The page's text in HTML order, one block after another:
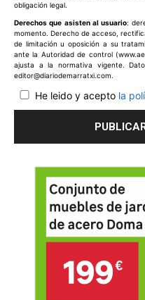
obligación legal.
Derechos que asisten al usuario:
momento. Derecho de acceso,
de limitación u oposición a su
ante la Autoridad de control
ajusta a la normativa vigente.
editor@diariodemarratxi.com.
He leido y acepto la